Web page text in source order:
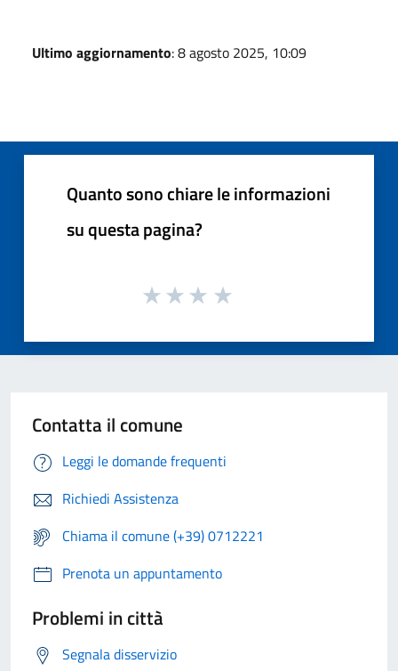
Ultimo aggiornamento: 8 agosto 2025, 10:09
Quanto sono chiare le informazioni
su questa pagina?
Contatta il comune
Leggi le domande frequenti
Richiedi Assistenza
Chiama il comune (+39) 0712221
Prenota un appuntamento
Problemi in città
Segnala disservizio